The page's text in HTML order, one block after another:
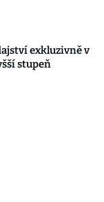
exkluzivně v
stupeň